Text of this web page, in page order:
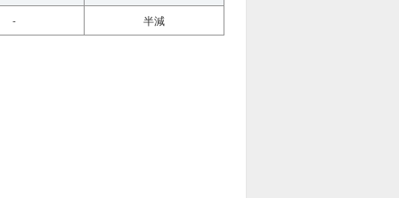
- 半減